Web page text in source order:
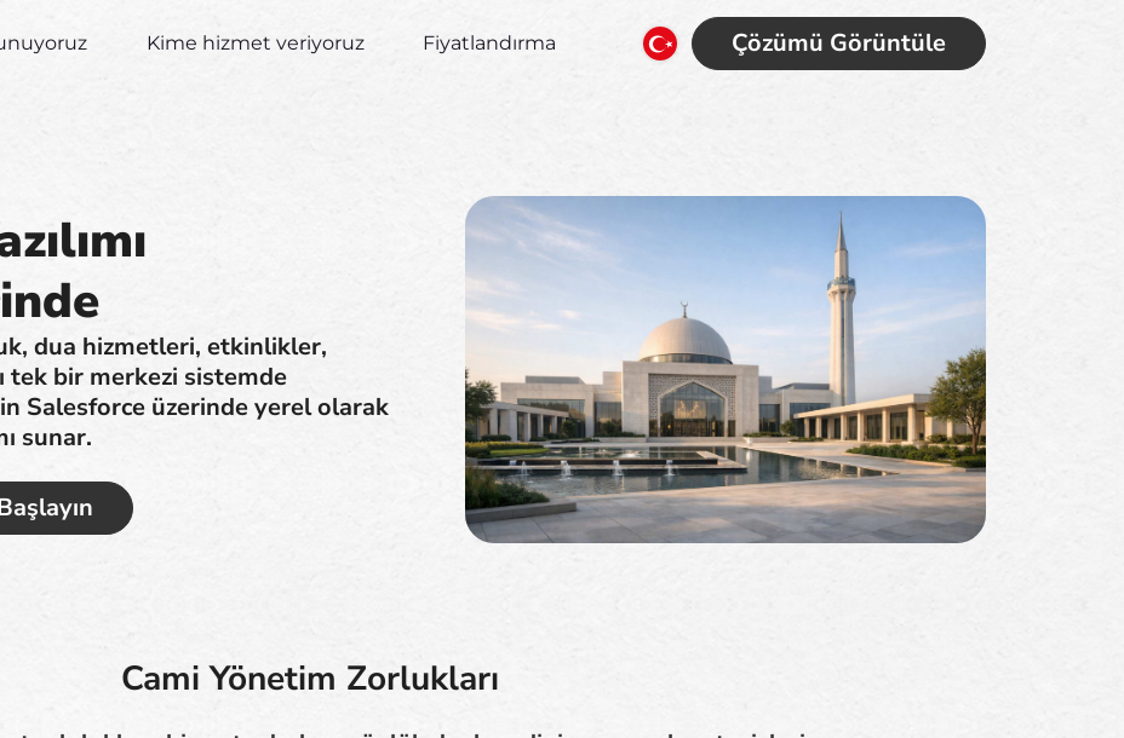
Çözümü Görüntüle
Kime hizmet veriyoruz Fiyatlandırma
dua hizmetleri, etkinlikler,
tek bir merkezi sistemde
Salesforce üzerinde yerel olarak
sunar.
Cami Yönetim Zorlukları